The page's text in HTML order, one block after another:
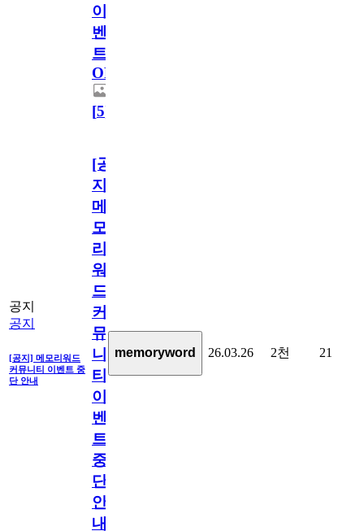
이
벤
트
OPEN!
[5]
공지
공지
[공지] 메모리워드
커뮤니티 이벤트 중
단 안내
[공
지]
메
모
리
워
드
커
뮤
니
티
이
벤
트
중
단
안
내
memoryword 26.03.26 2천 21